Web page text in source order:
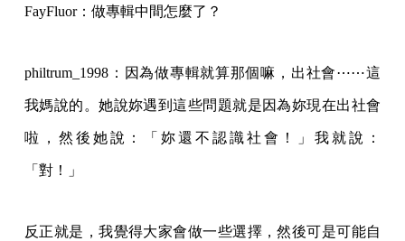
FayFluor：做專輯中間怎麼了？
philtrum_1998：因為做專輯就算那個嘛，出社會⋯⋯這
我媽說的。她說妳遇到這些問題就是因為妳現在出社會
啦，然後她說：「妳還不認識社會！」我就說：
「對！」
反正就是，我覺得大家會做一些選擇，然後可是可能自